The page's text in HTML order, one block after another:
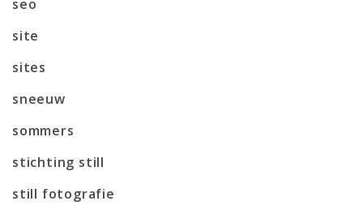
seo
site
sites
sneeuw
sommers
stichting still
still fotografie